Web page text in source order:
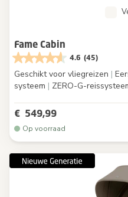
Fame Cabin
4.6 (45)
Geschikt voor vliegreizen |
systeem | ZERO-G-
€ 549,99
Op voorraad